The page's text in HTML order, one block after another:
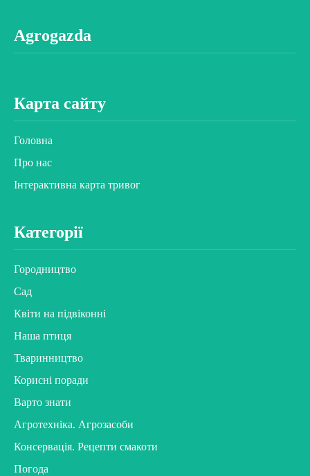
Agrogazda
Карта сайту
Головна
Про нас
Інтерактивна карта тривог
Категорії
Городництво
Сад
Квіти на підвіконні
Наша птиця
Тваринництво
Корисні поради
Варто знати
Агротехніка. Агрозасоби
Консервація. Рецепти смакоти
Погода